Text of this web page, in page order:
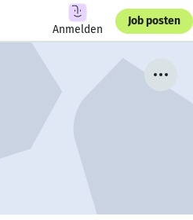
Anmelden
Job posten